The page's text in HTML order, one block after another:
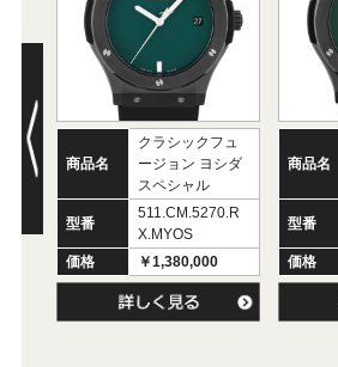
商品名
クラシックフュ
ージョン ヨシダ
スペシャル
型番
511.CM.5270.R
X.MYOS
価格
￥1,380,000
商品名
型番
価格